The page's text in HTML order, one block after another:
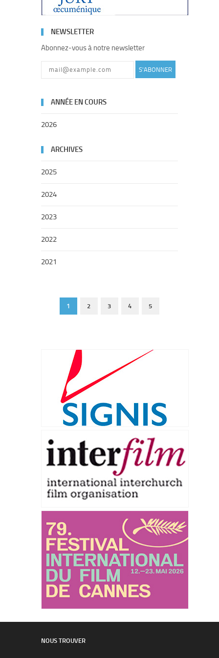
NEWSLETTER
Abonnez-vous à notre newsletter
S'ABONNER
ANNÉE EN COURS
2026
ARCHIVES
2025
2024
2023
2022
2021
1 2 3 4 5
NOUS TROUVER